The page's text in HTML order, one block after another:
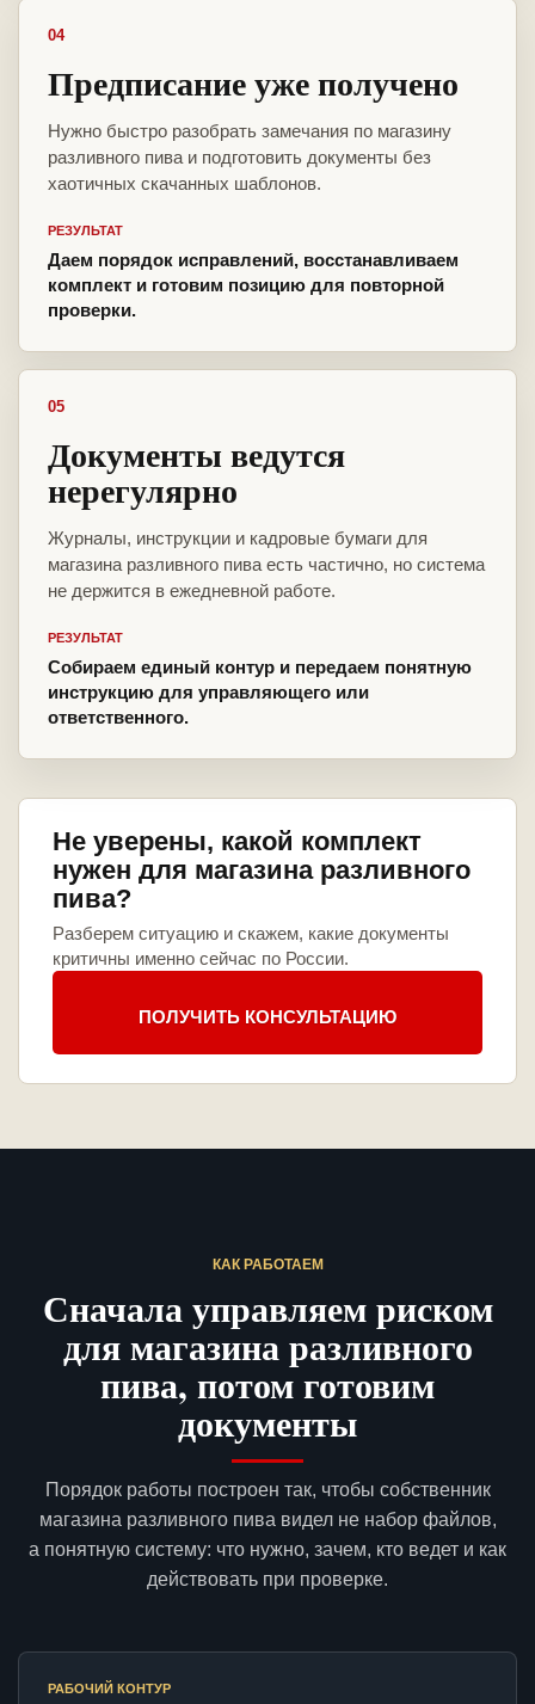
04
Предписание уже получено
Нужно быстро разобрать замечания по магазину
разливного пива и подготовить документы без
хаотичных скачанных шаблонов.
РЕЗУЛЬТАТ
Даем порядок исправлений, восстанавливаем
комплект и готовим позицию для повторной
проверки.
05
Документы ведутся
нерегулярно
Журналы, инструкции и кадровые бумаги для
магазина разливного пива есть частично, но система
не держится в ежедневной работе.
РЕЗУЛЬТАТ
Собираем единый контур и передаем понятную
инструкцию для управляющего или
ответственного.
Не уверены, какой комплект
нужен для магазина разливного
пива?
Разберем ситуацию и скажем, какие документы
критичны именно сейчас по России.
ПОЛУЧИТЬ КОНСУЛЬТАЦИЮ
КАК РАБОТАЕМ
Сначала управляем риском
для магазина разливного
пива, потом готовим
документы
Порядок работы построен так, чтобы собственник
магазина разливного пива видел не набор файлов,
а понятную систему: что нужно, зачем, кто ведет и как
действовать при проверке.
РАБОЧИЙ КОНТУР